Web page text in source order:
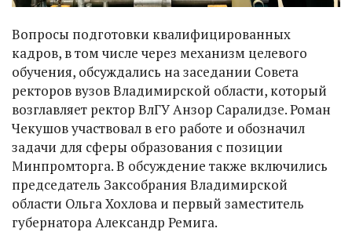
Вопросы подготовки квалифицированных
кадров, в том числе через механизм целевого
обучения, обсуждались на заседании Совета
ректоров вузов Владимирской области, который
возглавляет ректор ВлГУ Анзор Саралидзе. Роман
Чекушов участвовал в его работе и обозначил
задачи для сферы образования с позиции
Минпромторга. В обсуждение также включились
председатель Заксобрания Владимирской
области Ольга Хохлова и первый заместитель
губернатора Александр Ремига.